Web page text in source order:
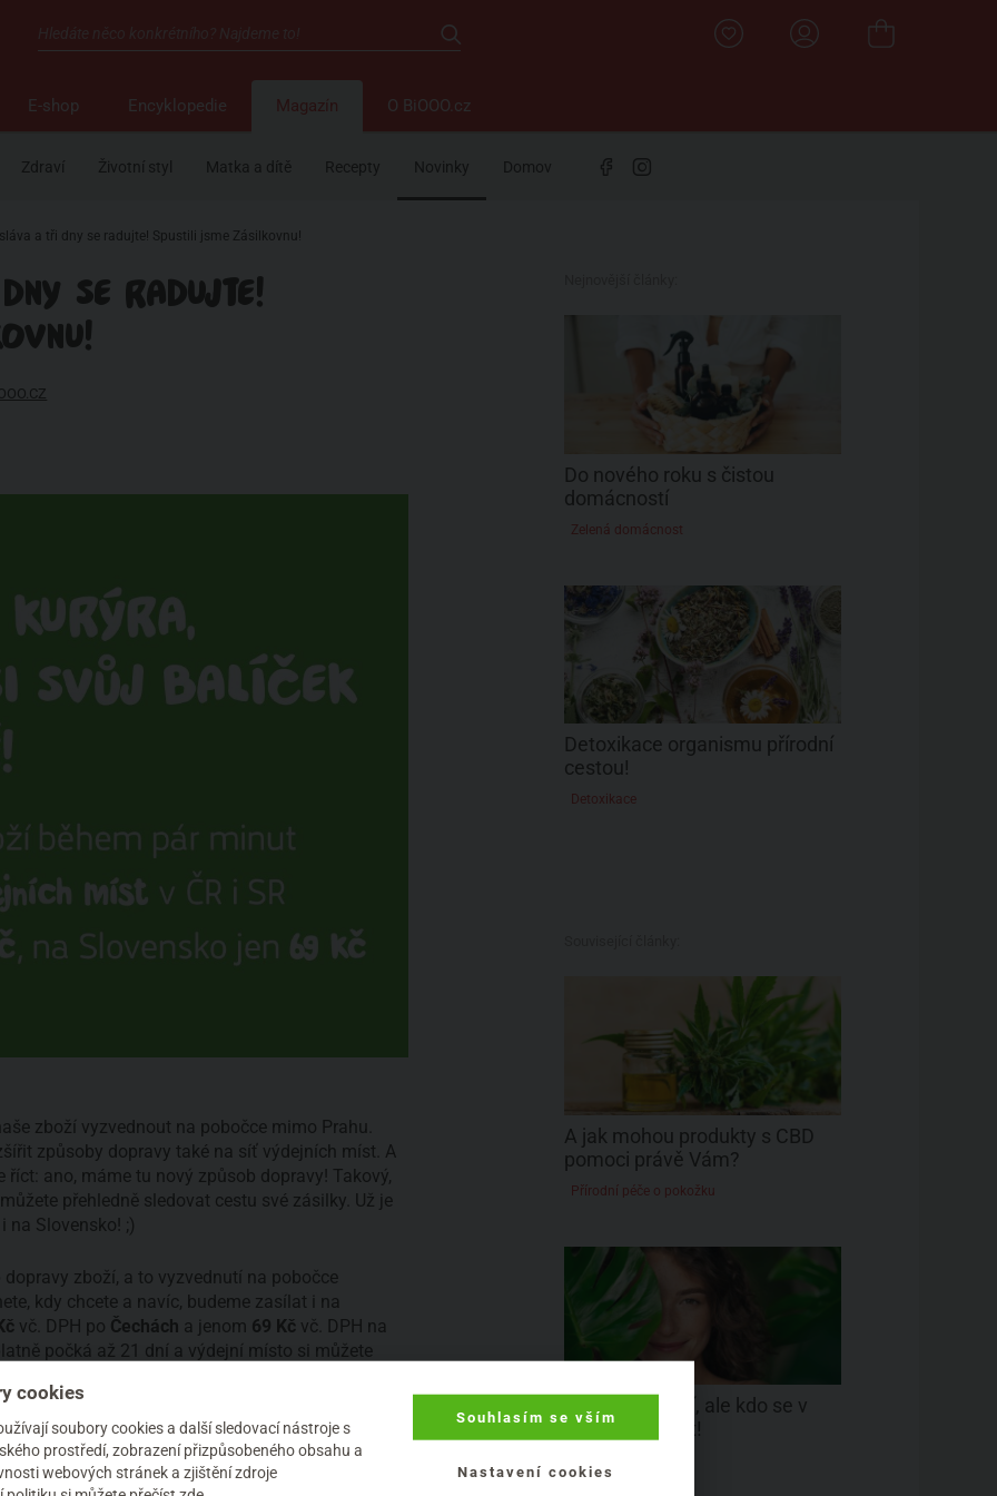
E-shop Encyklopedie Magazín O BiOOO.cz
Zdraví Životní styl Matka a dítě Recepty Novinky Domov
a tři dny se radujte! Spustili jsme Zásilkovnu!
SE RADUJTE!
zboží vyzvednout na pobočce mimo Prahu.
způsoby dopravy také na síť výdejních míst. A
ano, máme tu nový způsob dopravy! Takový,
přehledně sledovat cestu své zásilky. Už je
na Slovensko! ;)
zboží, a to vyzvednutí na pobočce
kdy chcete a navíc, budeme zasílat i na
vč. DPH po Čechách a jenom 69 Kč vč. DPH na
počká až 21 dní a výdejní místo si můžete
Do nového roku s čistou
domácností
Zelená domácnost
Detoxikace organismu přírodní
cestou!
Detoxikace
A jak mohou produkty s CBD
pomoci právě Vám?
Přírodní péče o pokožku
Tolik certifikací, ale kdo se v
tom má vyznat!
cookies
soubory cookies a další sledovací nástroje s
prostředí, zobrazení přizpůsobeného obsahu a
webových stránek a zjištění zdroje
Souhlasím se vším
Nastavení cookies